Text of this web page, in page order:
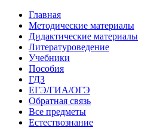
Главная
Методические материалы
Дидактические материалы
Литературоведение
Учебники
Пособия
ГДЗ
ЕГЭ/ГИА/ОГЭ
Обратная связь
Все предметы
Естествознание